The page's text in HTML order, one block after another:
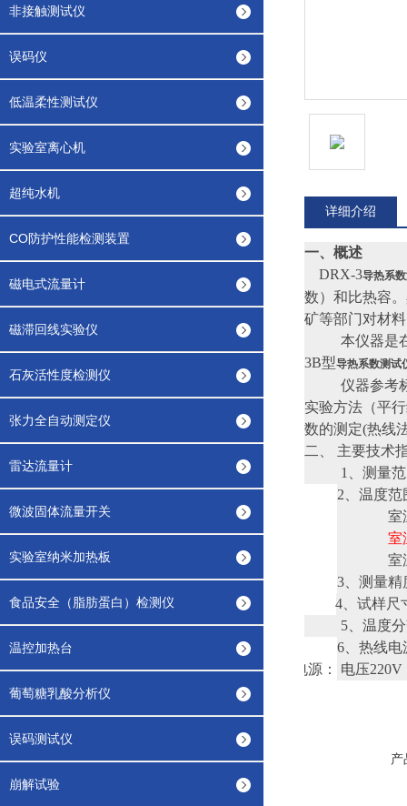
非接触测试仪
误码仪
低温柔性测试仪
实验室离心机
超纯水机
CO防护性能检测装置
磁电式流量计
磁滞回线实验仪
石灰活性度检测仪
张力全自动测定仪
雷达流量计
微波固体流量开关
实验室纳米加热板
食品安全（脂肪蛋白）检测仪
温控加热台
葡萄糖乳酸分析仪
误码测试仪
崩解试验
详细介绍
一、概述
DRX-3导热系
数）和比热容。
矿等部门对材
本仪器是
3B型导热系数测试
仪器参考
实验方法（平
数的测定(热线
二、 主要技术
1、 测量范
2、 温度范
室温～
室
室温～
3、 测量精
4、 试样尺
5、 温度
6、 热线电
7、设备电源： 电压
产